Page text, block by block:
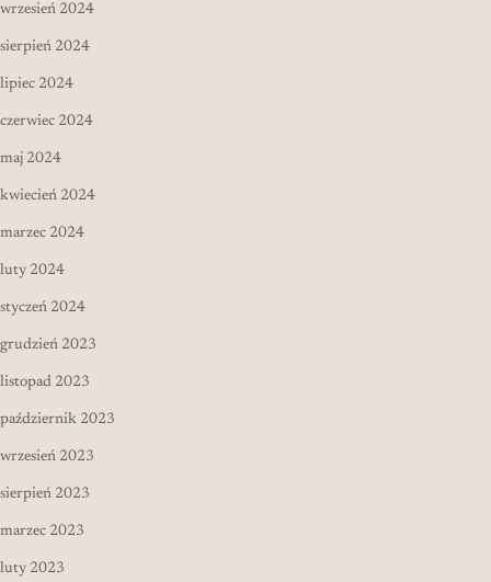
wrzesień 2024
sierpień 2024
lipiec 2024
czerwiec 2024
maj 2024
kwiecień 2024
marzec 2024
luty 2024
styczeń 2024
grudzień 2023
listopad 2023
październik 2023
wrzesień 2023
sierpień 2023
marzec 2023
luty 2023